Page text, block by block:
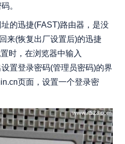
。
的迅捷(FAST)路由器，是没
来(恢复出厂设置后)的迅捷
时，在浏览器中输入
置登录密码(管理员密码)的界
页面，设置一个登录密